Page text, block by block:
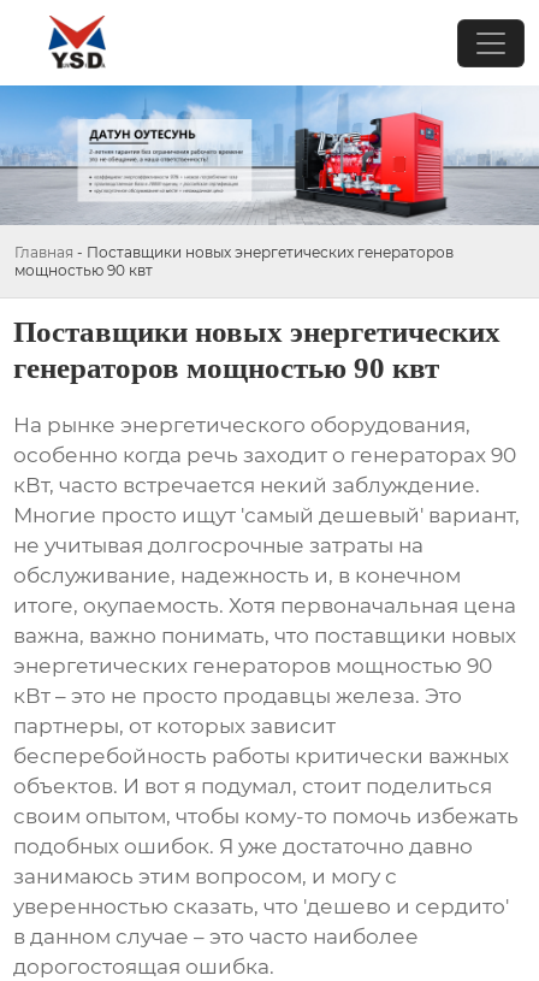
Главная - Поставщики новых энергетических генераторов
мощностью 90 квт
Поставщики новых энергетических
генераторов мощностью 90 квт
На рынке энергетического оборудования,
особенно когда речь заходит о генераторах90
кВт, часто встречается некий заблуждение.
Многие просто ищут 'самый дешевый' вариант,
не учитывая долгосрочные затраты на
обслуживание, надежность и, в конечном
итоге, окупаемость. Хотя первоначальная цена
важна, важно понимать, что поставщики новых
энергетических генераторов мощностью 90
кВт – это не просто продавцы железа. Это
партнеры, от которых зависит
бесперебойность работы критически важных
объектов. И вот я подумал, стоит поделиться
своим опытом, чтобы кому-то помочь избежать
подобных ошибок. Я уже достаточно давно
занимаюсь этим вопросом, и могу с
уверенностью сказать, что 'дешево и сердито'
в данном случае – это часто наиболее
дорогостоящая ошибка.